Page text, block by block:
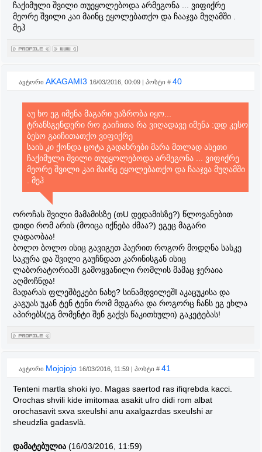
ჩაქიმული შვილი თუეყოლებოდა არმეგონა ... ვიფიქრე
მეორე შვილი კაი მაინც ეყოლებათქო და ჩააჯვა მუღამში .
მეჰ
ავტორი AKAGAMI3 16/03/2016, 00:09 | პოსტი # 40
აუ ხო ეგ იმენა მაგარი უაზრობა იყო...
ტრანსგენდერი რო გაიჩითა რა ვიღადავე იმენა :დდ კესო
ბესო გაიჩითათქო ვიფიქრე
საის კი ქონდა ცოტა გადახრები მარა მთლად ასეთი
ჩაქიმული შვილი თუეყოლებოდა არმეგონა ... ვიფიქრე
მეორე შვილი კაი მაინც ეყოლებათქო და ჩააჯვა მუღამში
. მეჰ
ოროჩას შვილი მამამისზე (თU დედამისზე?) წლოვანებით
დიდი რომ არის (მოიცა იქნება ძმაა?) ეგეც მაგარი
ღადაობაა!
ბოლო ბოლო ისიც გავიგეთ ჰაერით როგორ მოდღნა სასკე
საკურა და შვილი გაუჩნდათ კარინისგან ისიც
ლაბორატორიაშI გამოყვანილი რომლის მამაც ჯერაია
აღმოჩნდა!
მადარას ფლეშბეკები ნახე? სინამდვილეშI აკაცუკისა და
კაგუას უკან ტენ ტენი რომ მდგარა და როგორც ჩანს ეგ ეხლა
აპირებს(ეგ მომენტი შენ გაქვს წაკითხული) გაკეტებას!
ავტორი Mojojojo 16/03/2016, 11:59 | პოსტი # 41
Tenteni martla shoki iyo. Magas saertod ras ifiqrebda kacci.
Orochas shvili kide imitomaa asakit ufro didi rom albat
orochasavit sxva sxeulshi anu axalgazrdas sxeulshi ar
sheudzlia gadasvlà.
დამატებულია (16/03/2016, 11:59)